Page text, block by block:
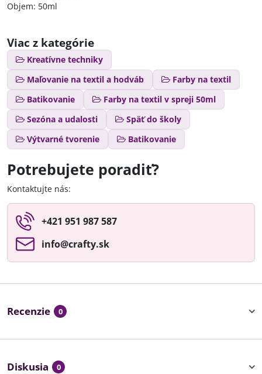
Objem: 50ml
Viac z kategórie
Kreatívne techniky
Maľovanie na textil a hodváb
Farby na textil
Batikovanie
Farby na textil v spreji 50ml
Sezóna a udalosti
Späť do školy
Výtvarné tvorenie
Batikovanie
Potrebujete poradiť?
Kontaktujte nás:
+421 951 987 587
info​@crafty​.sk
Recenzie 0
Diskusia 0